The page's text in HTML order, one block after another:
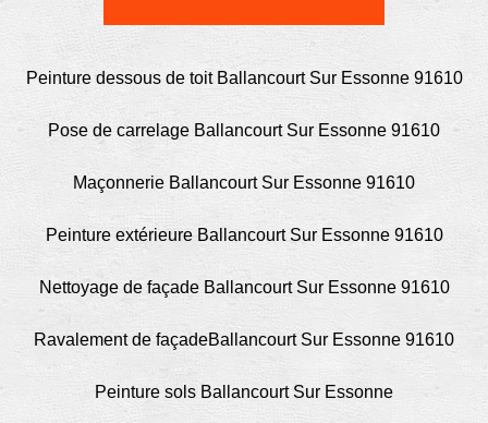
Peinture dessous de toit Ballancourt Sur Essonne 91610
Pose de carrelage Ballancourt Sur Essonne 91610
Maçonnerie Ballancourt Sur Essonne 91610
Peinture extérieure Ballancourt Sur Essonne 91610
Nettoyage de façade Ballancourt Sur Essonne 91610
Ravalement de façadeBallancourt Sur Essonne 91610
Peinture sols Ballancourt Sur Essonne